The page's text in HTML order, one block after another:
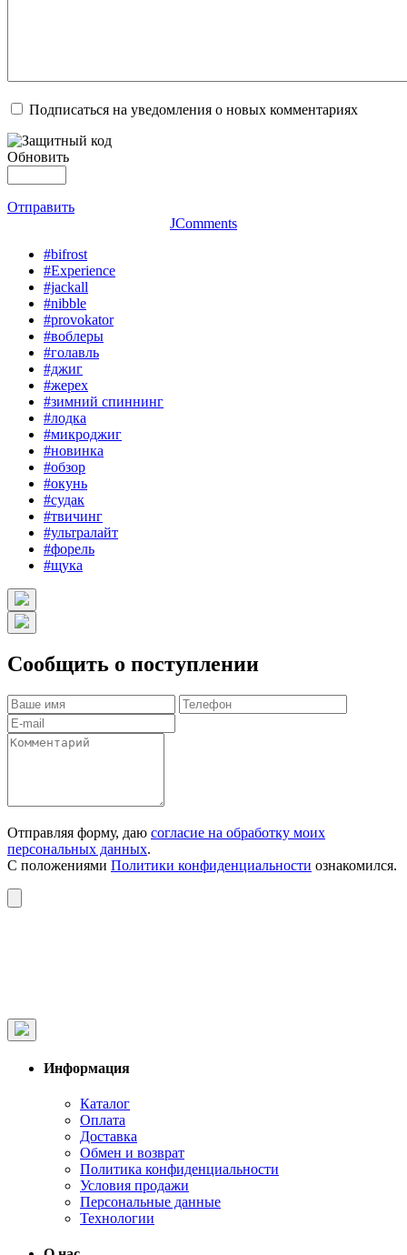
Подписаться на уведомления о новых комментариях
Обновить
Отправить
JComments
#bifrost
#Experience
#jackall
#nibble
#provokator
#воблеры
#голавль
#джиг
#жерех
#зимний спиннинг
#лодка
#микроджиг
#новинка
#обзор
#окунь
#судак
#твичинг
#ультралайт
#форель
#щука
Сообщить о поступлении
Отправляя форму, даю согласие на обработку моих
персональных данных.
С положениями Политики конфиденциальности ознакомился.
Информация
Каталог
Оплата
Доставка
Обмен и возврат
Политика конфиденциальности
Условия продажи
Персональные данные
Технологии